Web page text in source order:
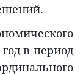
в период